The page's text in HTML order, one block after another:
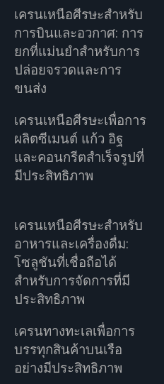
เครนเหนือศีรษะสำหรับ
การบินและอวกาศ: การ
ยกที่แม่นยำสำหรับการ
ปล่อยจรวดและการ
ขนส่ง
เครนเหนือศีรษะเพื่อการ
ผลิตซีเมนต์ แก้ว อิฐ
และคอนกรีตสำเร็จรูปที่
มีประสิทธิภาพ
เครนเหนือศีรษะสำหรับ
อาหารและเครื่องดื่ม:
โซลูชันที่เชื่อถือได้
สำหรับการจัดการที่มี
ประสิทธิภาพ
เครนทางทะเลเพื่อการ
บรรทุกสินค้าบนเรือ
อย่างมีประสิทธิภาพ